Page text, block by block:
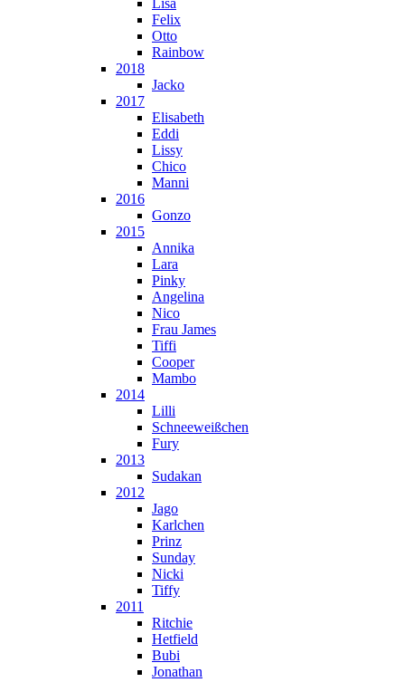
Lisa
Felix
Otto
Rainbow
2018
Jacko
2017
Elisabeth
Eddi
Lissy
Chico
Manni
2016
Gonzo
2015
Annika
Lara
Pinky
Angelina
Nico
Frau James
Tiffi
Cooper
Mambo
2014
Lilli
Schneeweißchen
Fury
2013
Sudakan
2012
Jago
Karlchen
Prinz
Sunday
Nicki
Tiffy
2011
Ritchie
Hetfield
Bubi
Jonathan